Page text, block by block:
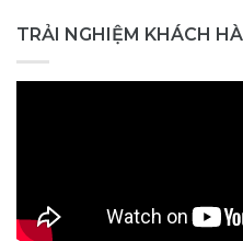
TRẢI NGHIỆM KHÁCH